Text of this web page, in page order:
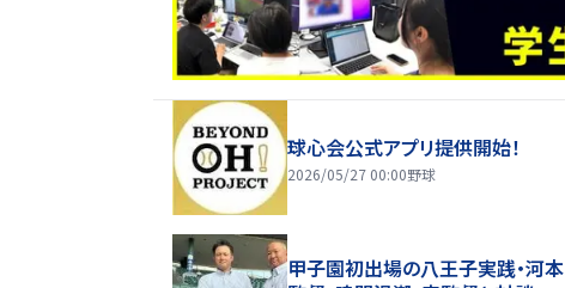
球心会公式アプリ提供開始！
2026/05/27 00:00野球
甲子園初出場の八王子実践・河本